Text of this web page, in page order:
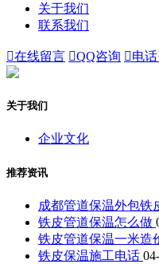
关于我们
联系我们
在线留言 QQ咨询 电
关于我们
企业文化
推荐资讯
成都管道保温外包铁
铁皮管道保温怎么做
铁皮管道保温一米造
铁皮保温施工电话